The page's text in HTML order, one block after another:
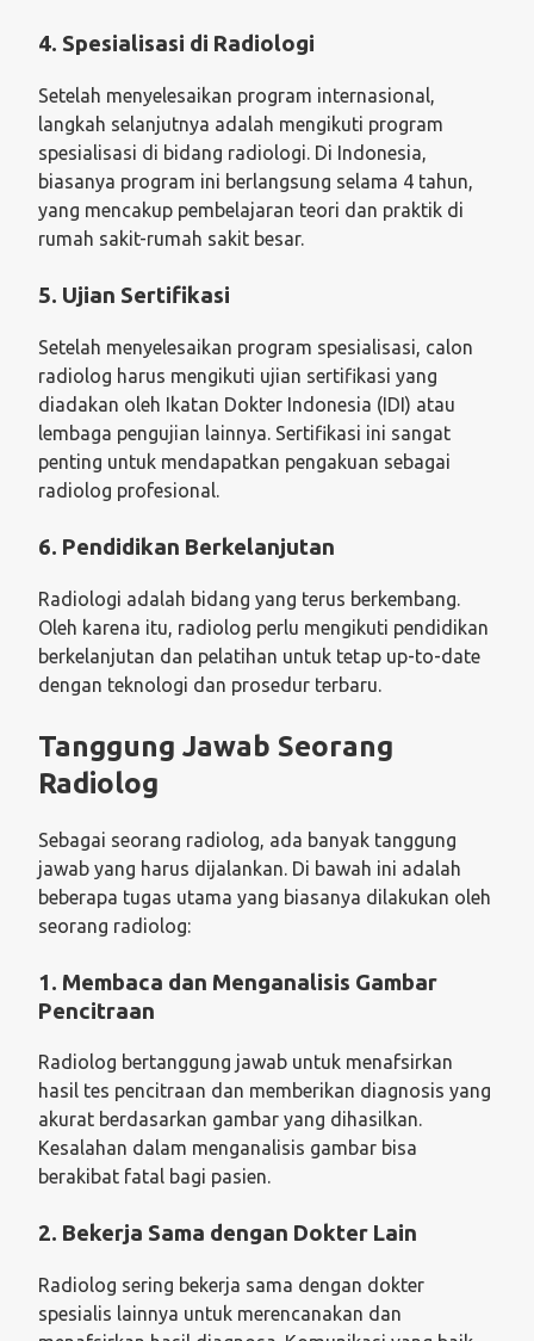
4. Spesialisasi di Radiologi
Setelah menyelesaikan program internasional,
langkah selanjutnya adalah mengikuti program
spesialisasi di bidang radiologi. Di Indonesia,
biasanya program ini berlangsung selama 4 tahun,
yang mencakup pembelajaran teori dan praktik di
rumah sakit-rumah sakit besar.
5. Ujian Sertifikasi
Setelah menyelesaikan program spesialisasi, calon
radiolog harus mengikuti ujian sertifikasi yang
diadakan oleh Ikatan Dokter Indonesia (IDI) atau
lembaga pengujian lainnya. Sertifikasi ini sangat
penting untuk mendapatkan pengakuan sebagai
radiolog profesional.
6. Pendidikan Berkelanjutan
Radiologi adalah bidang yang terus berkembang.
Oleh karena itu, radiolog perlu mengikuti pendidikan
berkelanjutan dan pelatihan untuk tetap up-to-date
dengan teknologi dan prosedur terbaru.
Tanggung Jawab Seorang
Radiolog
Sebagai seorang radiolog, ada banyak tanggung
jawab yang harus dijalankan. Di bawah ini adalah
beberapa tugas utama yang biasanya dilakukan oleh
seorang radiolog:
1. Membaca dan Menganalisis Gambar
Pencitraan
Radiolog bertanggung jawab untuk menafsirkan
hasil tes pencitraan dan memberikan diagnosis yang
akurat berdasarkan gambar yang dihasilkan.
Kesalahan dalam menganalisis gambar bisa
berakibat fatal bagi pasien.
2. Bekerja Sama dengan Dokter Lain
Radiolog sering bekerja sama dengan dokter
spesialis lainnya untuk merencanakan dan